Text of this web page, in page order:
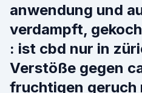
anwendung und
verdampft,
: ist cbd nur in
Verstöße gegen
fruchtigen